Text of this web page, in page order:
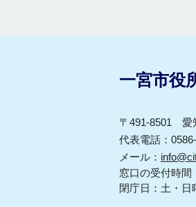
一宮市役
〒491-8501 愛
代表電話：
メール：
窓口の受付時間
閉庁日：土・日